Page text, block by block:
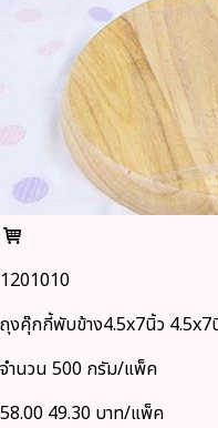
1201010
ถุงคุ๊กกี้พับข้าง4.5x7นิ้ว 4.5x7
จำนวน 500 กรัม/แพ็ค
58.00 49.30 บาท/แพ็ค